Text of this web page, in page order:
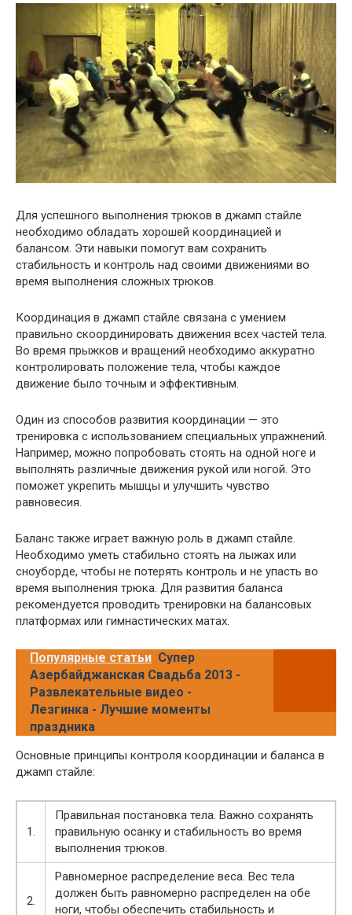
Для успешного выполнения трюков в джамп стайле
необходимо обладать хорошей координацией и
балансом. Эти навыки помогут вам сохранить
стабильность и контроль над своими движениями во
время выполнения сложных трюков.
Координация в джамп стайле связана с умением
правильно скоординировать движения всех частей тела.
Во время прыжков и вращений необходимо аккуратно
контролировать положение тела, чтобы каждое
движение было точным и эффективным.
Один из способов развития координации — это
тренировка с использованием специальных упражнений.
Например, можно попробовать стоять на одной ноге и
выполнять различные движения рукой или ногой. Это
поможет укрепить мышцы и улучшить чувство
равновесия.
Баланс также играет важную роль в джамп стайле.
Необходимо уметь стабильно стоять на лыжах или
сноуборде, чтобы не потерять контроль и не упасть во
время выполнения трюка. Для развития баланса
рекомендуется проводить тренировки на балансовых
платформах или гимнастических матах.
Популярные статьи Супер
Азербайджанская Свадьба 2013 -
Развлекательные видео -
Лезгинка - Лучшие моменты
праздника
Основные принципы контроля координации и баланса в
джамп стайле:
1.
Правильная постановка тела. Важно сохранять
правильную осанку и стабильность во время
выполнения трюков.
2.
Равномерное распределение веса. Вес тела
должен быть равномерно распределен на обе
ноги, чтобы обеспечить стабильность и